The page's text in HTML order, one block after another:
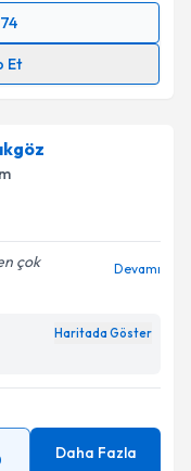
Et
bilgilendireceğiz.
çok
Devamı
Haritada Göster
Daha Fazla